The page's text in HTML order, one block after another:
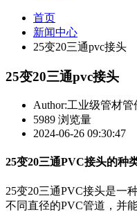
首页
新闻中心
25变20三通pvc接头
25变20三通pvc接头
Author:工业级管材管
5989 浏览量
2024-06-26 09:30:47
25变20三通PVC接头的种
25变20三通PVC接头是一
不同直径的PVC管道，并